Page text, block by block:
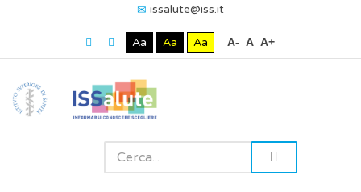
issalute@iss.it
Aa Aa Aa A- A A+